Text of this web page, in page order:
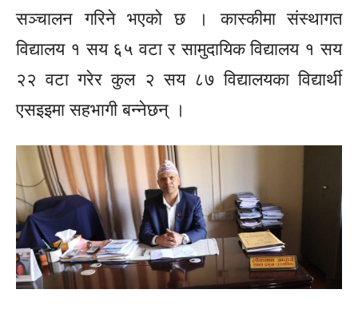
सञ्चालन गरिने भएको छ । कास्कीमा संस्थागत
विद्यालय १ सय ६५ वटा र सामुदायिक विद्यालय १ सय
२२ वटा गरेर कुल २ सय ८७विद्यालयकाविद्यार्थी
एसइइमासहभागी बन्नेछन् ।